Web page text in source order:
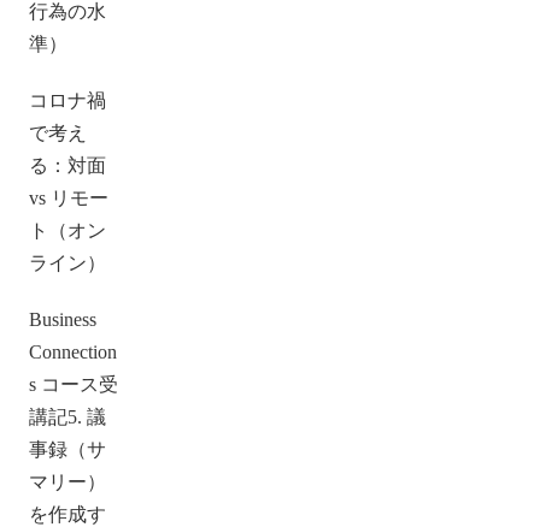
行為の水
準）
コロナ禍
で考え
る：対面
vs リモー
ト（オン
ライン）
Business
Connection
s コース受
講記5. 議
事録（サ
マリー）
を作成す